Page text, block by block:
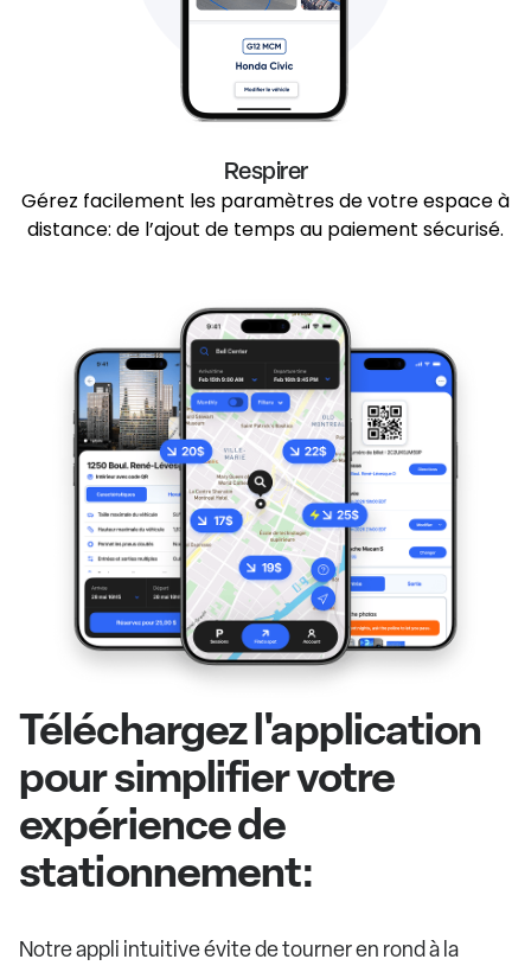
Respirer
Gérez facilement les paramètres de votre espace à
distance: de l’ajout de temps au paiement sécurisé.
Téléchargez l'application
pour simplifier votre
expérience de
stationnement:
Notre appli intuitive évite de tourner en rond à la